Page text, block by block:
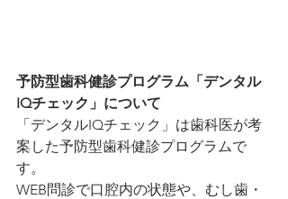
予防型歯科健診プログラム「デンタル
IQチェック」について
「デンタルIQチェック」は歯科医が考
案した予防型歯科健診プログラムで
す。
WEB問診で口腔内の状態や、むし歯・